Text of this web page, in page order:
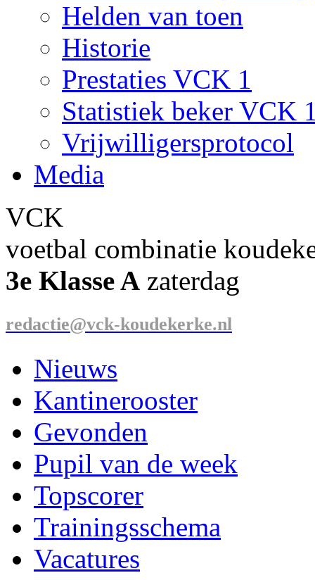
Helden van toen
Historie
Prestaties VCK 1
Statistiek beker VCK
Vrijwilligersprotocol
Media
VCK
voetbal combinatie
3e Klasse A zaterdag
redactie@vck-koudekerke.nl
Nieuws
Kantinerooster
Gevonden
Pupil van de week
Topscorer
Trainingsschema
Vacatures